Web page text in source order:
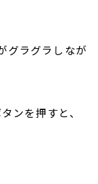
グラグラしなが
ンを押すと、